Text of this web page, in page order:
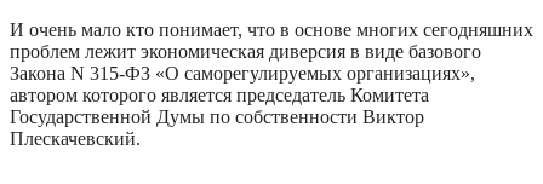
И очень мало кто понимает, что в основе многих сегодняшних
проблем лежит экономическая диверсия в виде базового
Закона N 315-ФЗ «О саморегулируемых организациях»,
автором которого является председатель Комитета
Государственной Думы по собственности Виктор
Плескачевский.